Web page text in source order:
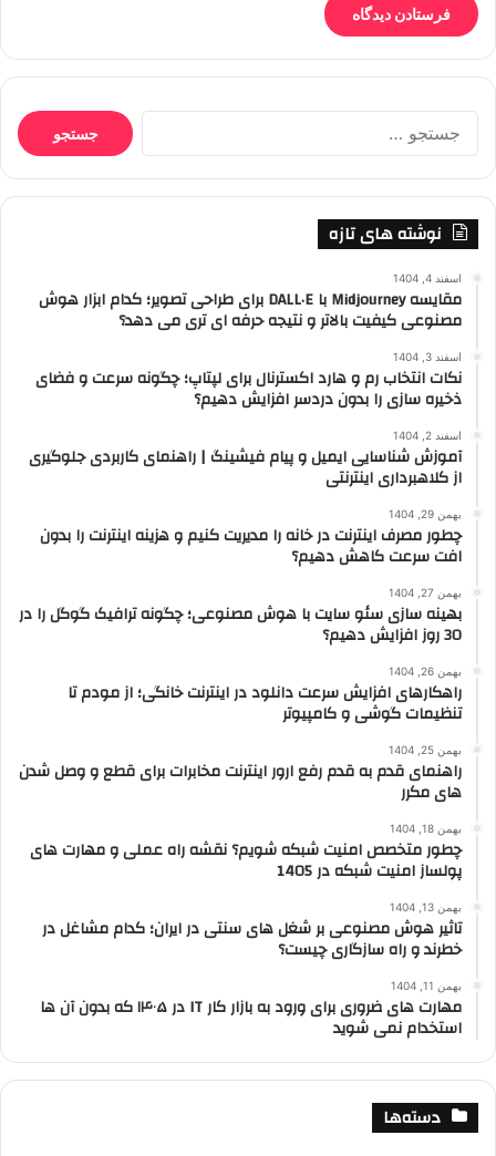
جستجو
برای:
نوشته های تازه
اسفند 4, 1404
مقایسه Midjourney با DALL·E برای طراحی تصویر؛ کدام ابزار هوش
مصنوعی کیفیت بالاتر و نتیجه حرفه ای تری می دهد؟
اسفند 3, 1404
نکات انتخاب رم و هارد اکسترنال برای لپتاپ؛ چگونه سرعت و فضای
ذخیره سازی را بدون دردسر افزایش دهیم؟
اسفند 2, 1404
آموزش شناسایی ایمیل و پیام فیشینگ | راهنمای کاربردی جلوگیری
از کلاهبرداری اینترنتی
بهمن 29, 1404
چطور مصرف اینترنت در خانه را مدیریت کنیم و هزینه اینترنت را بدون
افت سرعت کاهش دهیم؟
بهمن 27, 1404
بهینه سازی سئو سایت با هوش مصنوعی؛ چگونه ترافیک گوگل را در
30 روز افزایش دهیم؟
بهمن 26, 1404
راهکارهای افزایش سرعت دانلود در اینترنت خانگی؛ از مودم تا
تنظیمات گوشی و کامپیوتر
بهمن 25, 1404
راهنمای قدم به قدم رفع ارور اینترنت مخابرات برای قطع و وصل شدن
های مکرر
بهمن 18, 1404
چطور متخصص امنیت شبکه شویم؟ نقشه راه عملی و مهارت های
پولساز امنیت شبکه در 1405
بهمن 13, 1404
تاثیر هوش مصنوعی بر شغل های سنتی در ایران؛ کدام مشاغل در
خطرند و راه سازگاری چیست؟
بهمن 11, 1404
مهارت های ضروری برای ورود به بازار کار IT در ۱۴۰۵ که بدون آن ها
استخدام نمی شوید
دسته‌ها